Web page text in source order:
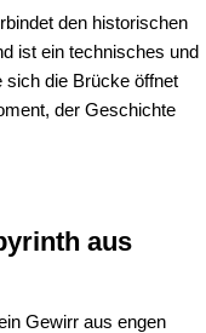
den historischen
ist ein technisches und
sich die Brücke öffnet
der Geschichte
aus
Gewirr aus engen